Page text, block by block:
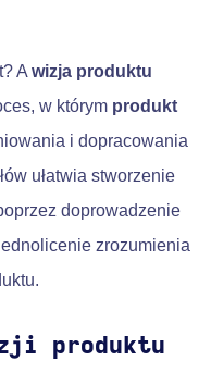
A wizja produktu
w którym produkt
i dopracowania
ułatwia stworzenie
doprowadzenie
zrozumienia
produktu